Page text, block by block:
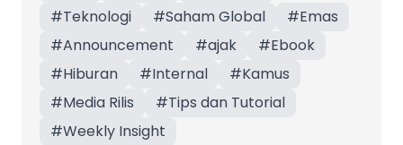
#Teknologi #Saham Global #Emas
#Announcement #ajak #Ebook
#Hiburan #Internal #Kamus
#Media Rilis #Tips dan Tutorial
#Weekly Insight